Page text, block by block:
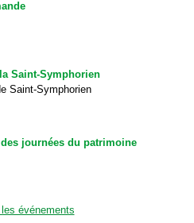
Saint-Symphorien
Saint-Symphorien
journées du patrimoine
événements